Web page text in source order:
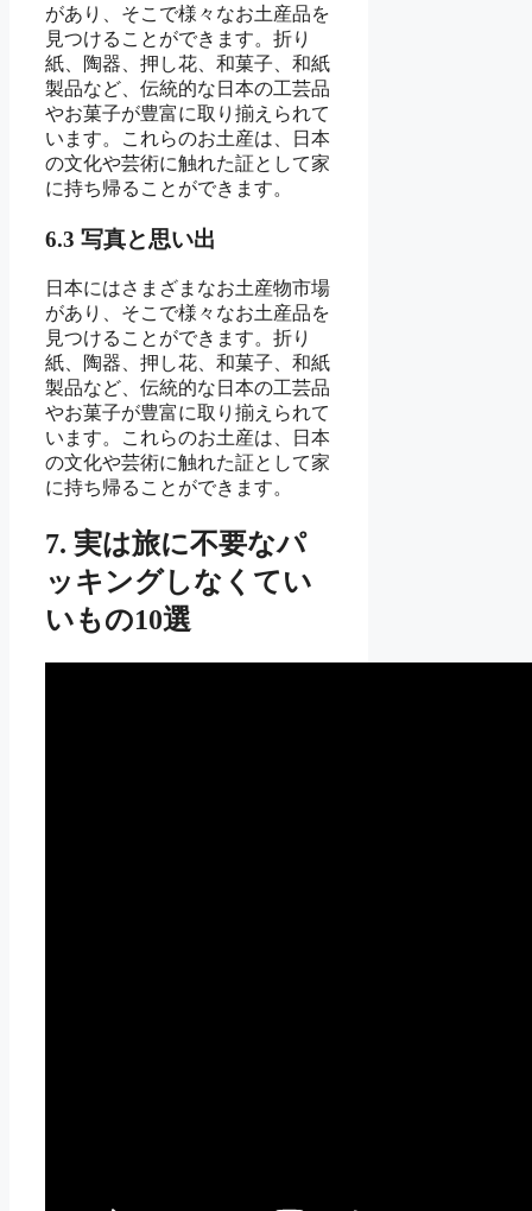
があり、そこで様々なお土産品を
見つけることができます。折り
紙、陶器、押し花、和菓子、和紙
製品など、伝統的な日本の工芸品
やお菓子が豊富に取り揃えられて
います。これらのお土産は、日本
の文化や芸術に触れた証として家
に持ち帰ることができます。
6.3 写真と思い出
日本にはさまざまなお土産物市場
があり、そこで様々なお土産品を
見つけることができます。折り
紙、陶器、押し花、和菓子、和紙
製品など、伝統的な日本の工芸品
やお菓子が豊富に取り揃えられて
います。これらのお土産は、日本
の文化や芸術に触れた証として家
に持ち帰ることができます。
7. 実は旅に不要なパ
ッキングしなくてい
いもの10選